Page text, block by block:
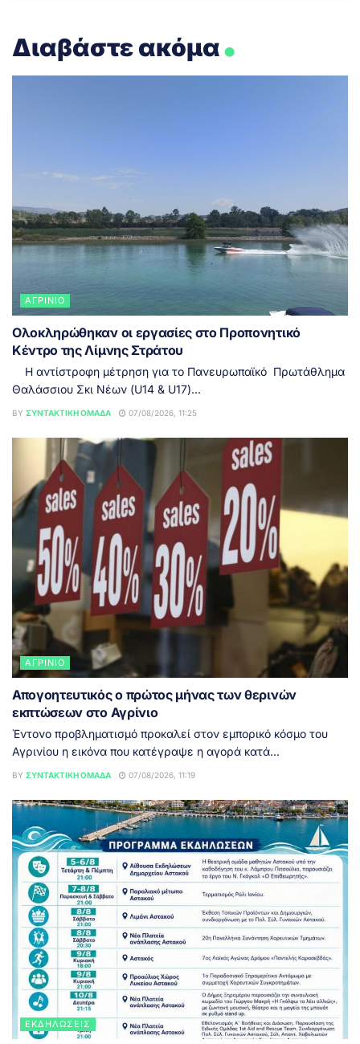
Διαβάστε ακόμα.
ΑΓΡΊΝΙΟ
Ολοκληρώθηκαν οι εργασίες στο Προπονητικό
Κέντρο της Λίμνης Στράτου
Η αντίστροφη μέτρηση για το Πανευρωπαϊκό Πρωτάθλημα
Θαλάσσιου Σκι Νέων (U14 & U17)...
BY ΣΥΝΤΑΚΤΙΚΉ ΟΜΆΔΑ 07/08/2026, 11:25
ΑΓΡΊΝΙΟ
Απογοητευτικός ο πρώτος μήνας των θερινών
εκπτώσεων στο Αγρίνιο
Έντονο προβληματισμό προκαλεί στον εμπορικό κόσμο του
Αγρινίου η εικόνα που κατέγραψε η αγορά κατά...
BY ΣΥΝΤΑΚΤΙΚΉ ΟΜΆΔΑ 07/08/2026, 11:19
ΕΚΔΗΛΏΣΕΙΣ